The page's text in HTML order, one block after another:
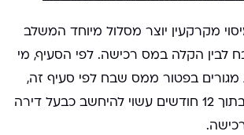
מיסוי מקרקעין יוצר מסלול מיוחד המשלב
לבין הקלה במס רכישה. לפי הסעיף, מי
בפטור ממס שבח לפי סעיף זה,
ורכש דירה אחת בתוך 12 חודשים עשוי להיחשב כבעל דירה